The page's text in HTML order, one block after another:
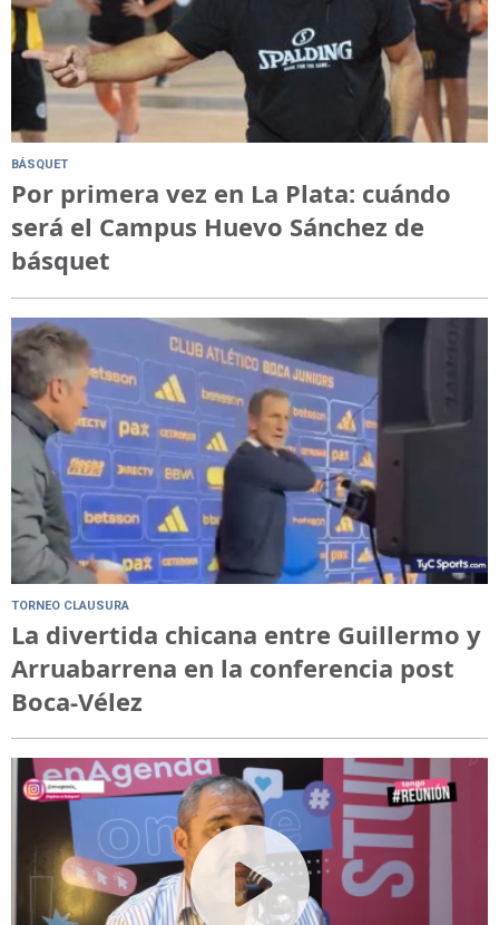
BÁSQUET
Por primera vez en La Plata: cuándo
será el Campus Huevo Sánchez de
básquet
TORNEO CLAUSURA
La divertida chicana entre Guillermo y
Arruabarrena en la conferencia post
Boca-Vélez